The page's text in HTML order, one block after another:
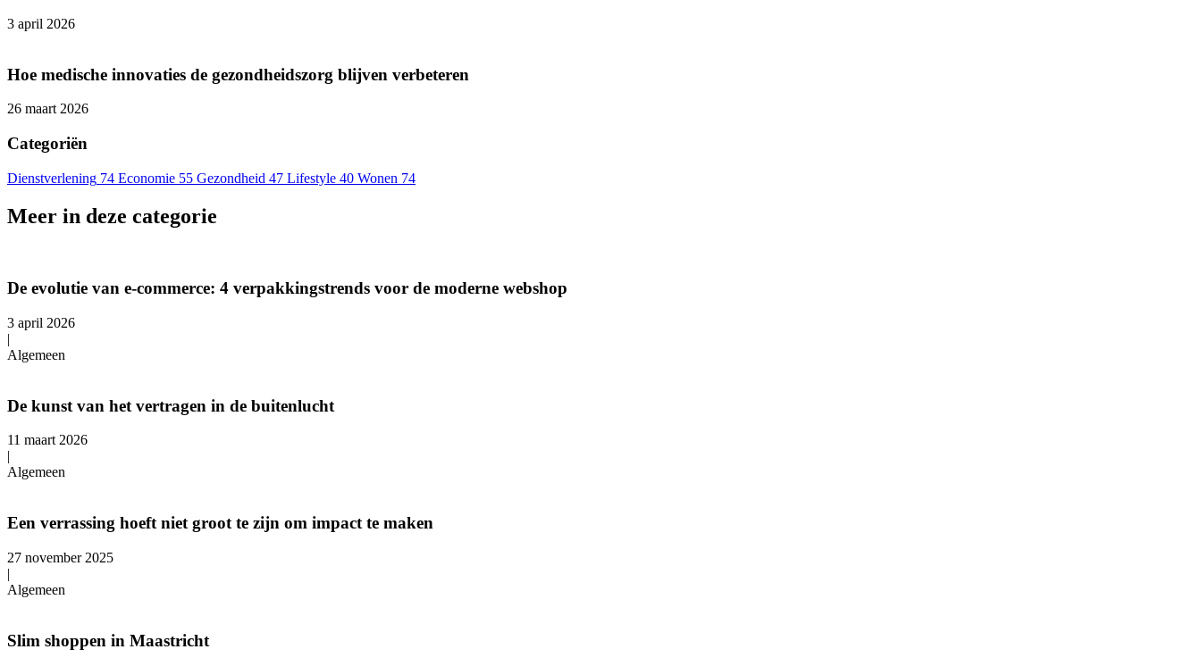
3 april 2026
Hoe medische innovaties de gezondheidszorg blijven verbeteren
26 maart 2026
Categoriën
Dienstverlening 74 Economie 55 Gezondheid 47 Lifestyle 40 Wonen 74
Meer in deze categorie
De evolutie van e-commerce: 4 verpakkingstrends voor de moderne webshop
3 april 2026
|
Algemeen
De kunst van het vertragen in de buitenlucht
11 maart 2026
|
Algemeen
Een verrassing hoeft niet groot te zijn om impact te maken
27 november 2025
|
Algemeen
Slim shoppen in Maastricht